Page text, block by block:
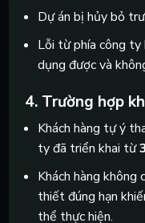
Dự án bị hủy bỏ
Lỗi từ phía công ty
dụng được và
4. Trường hợp
Khách hàng tự ý
ty đã triển khai từ
Khách hàng không
thiết đúng hạn
thể thực hiện.